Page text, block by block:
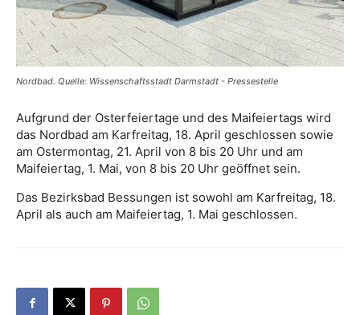
Nordbad. Quelle: Wissenschaftsstadt Darmstadt - Pressestelle
Aufgrund der Osterfeiertage und des Maifeiertags wird
das Nordbad am Karfreitag, 18. April geschlossen sowie
am Ostermontag, 21. April von 8 bis 20 Uhr und am
Maifeiertag, 1. Mai, von 8 bis 20 Uhr geöffnet sein.
Das Bezirksbad Bessungen ist sowohl am Karfreitag, 18.
April als auch am Maifeiertag, 1. Mai geschlossen.